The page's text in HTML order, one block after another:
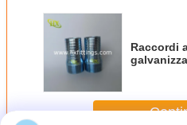
Raccordi